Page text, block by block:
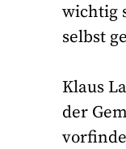
wichtig
selbst
Klaus
der